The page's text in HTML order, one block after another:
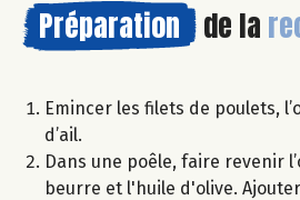
Préparation de la
Emincer les filets de poulets,
d’ail.
Dans une poêle, faire revenir
beurre et l'huile d'olive.